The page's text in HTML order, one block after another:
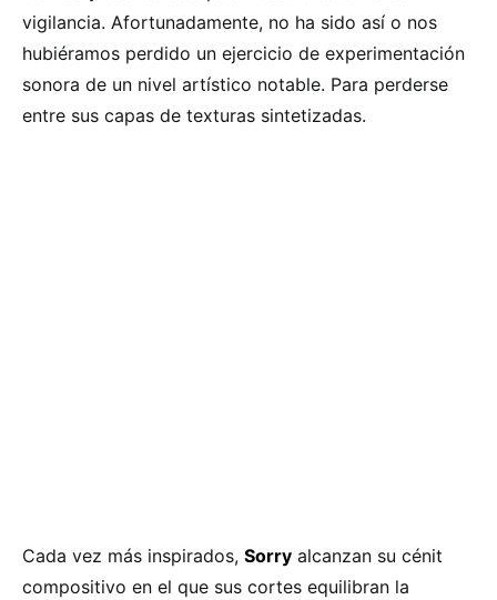
vigilancia. Afortunadamente, no ha sido así o nos
hubiéramos perdido un ejercicio de experimentación
sonora de un nivel artístico notable. Para perderse
entre sus capas de texturas sintetizadas.
Cada vez más inspirados, Sorry alcanzan su cénit
compositivo en el que sus cortes equilibran la